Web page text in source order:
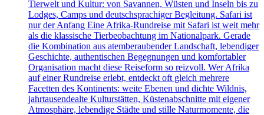
Tierwelt und Kultur: von Savannen, Wüsten und Inseln bis zu
Lodges, Camps und deutschsprachiger Begleitung. Safari ist
nur der Anfang Eine Afrika-Rundreise mit Safari ist weit mehr
als die klassische Tierbeobachtung im Nationalpark. Gerade
die Kombination aus atemberaubender Landschaft, lebendiger
Geschichte, authentischen Begegnungen und komfortabler
Organisation macht diese Reiseform so reizvoll. Wer Afrika
auf einer Rundreise erlebt, entdeckt oft gleich mehrere
Facetten des Kontinents: weite Ebenen und dichte Wildnis,
jahrtausendealte Kulturstätten, Küstenabschnitte mit eigener
Atmosphäre, lebendige Städte und stille Naturmomente, die